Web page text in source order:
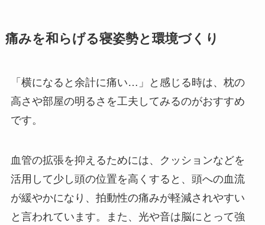
痛みを和らげる寝姿勢と環境づくり
「横になると余計に痛い…」と感じる時は、枕の
高さや部屋の明るさを工夫してみるのがおすすめ
です。
血管の拡張を抑えるためには、クッションなどを
活用して少し頭の位置を高くすると、頭への血流
が緩やかになり、拍動性の痛みが軽減されやすい
と言われています。また、光や音は脳にとって強